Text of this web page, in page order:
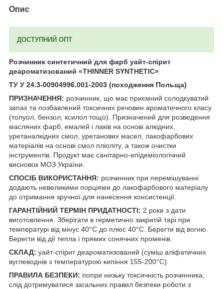
Опис
ДОСТУПНИЙ ОПТ
Розчинник синтетичний для фарб уайт-спірит
деароматизований «THINNER SYNTHETIC»
ТУ У 24.3-00904996.001-2003 (походження Польща)
ПРИЗНАЧЕННЯ: розчинник, що має приємний солодкуватий
запах та позбавлений токсичних речовин ароматичного класу
(толуол, бензол, ксилол тощо). Призначений для розведення
масляних фарб, емалей і лаків на основі алкідних,
уретаналкідних смол, уретанових масел, лакофарбових
матеріалів на основі смол пліоліту, а також очистки
інструментів. Продукт має санітарно-епідеміологічний
висновок МОЗ України.
СПОСІБ ВИКОРИСТАННЯ: розчинник при перемішуванні
додають невеликими порціями до лакофарбового матеріалу
до отримання зручної для нанесення консистенції.
ГАРАНТІЙНИЙ ТЕРМІН ПРИДАТНОСТІ: 2 роки з дати
виготовлення. Зберігати в герметично закритій тарі при
температурі від мінус 40°С до плюс 40°С. Берегти від вогню.
Берегти від дії тепла і прямих сонячних променів.
СКЛАД: уайт-спірит деароматизований (суміш аліфатичних
вуглеводнів з температурою кипіння 155-200°С).
ПРАВИЛА БЕЗПЕКИ: попри низьку токсичність розчинника,
слід дотримуватися загальних правил безпеки роботи з